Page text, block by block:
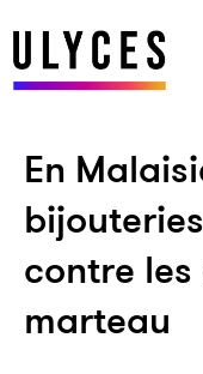
En
contre
marteau